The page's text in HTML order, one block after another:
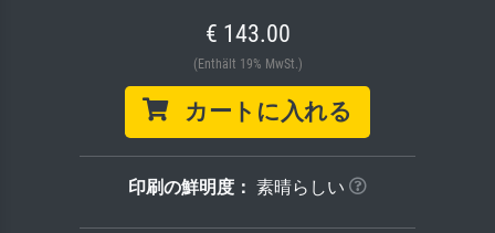
€ 143.00
(Enthält 19% MwSt.)
カートに入れる
印刷の鮮明度： 素晴らしい